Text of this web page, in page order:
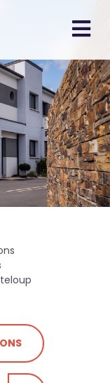
principale